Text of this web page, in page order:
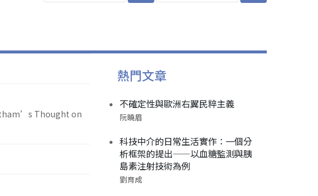
Thought on
熱門文章
不確定性與歐洲右翼民粹主義
阮曉眉
科技中介的日常生活實作：一個分
析框架的提出——以血糖監測與胰
島素注射技術為例
劉育成